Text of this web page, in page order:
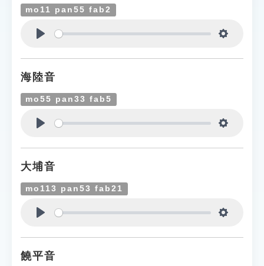
教學應用
貓頭鷹博士
mo11 pan55 fab2
海陸音
mo55 pan33 fab5
大埔音
mo113 pan53 fab21
饒平音